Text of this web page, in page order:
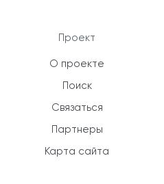
Проект
О проекте
Поиск
Связаться
Партнеры
Карта сайта